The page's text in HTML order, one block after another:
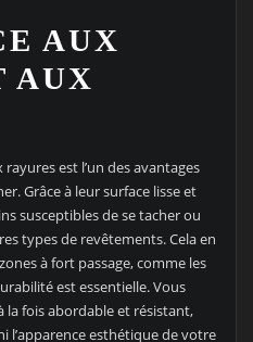
AUX
AUX
est l’un des avantages
Grâce à leur surface lisse et
susceptibles de se tacher ou
types de revêtements. Cela en
à fort passage, comme les
est essentielle. Vous
la fois abordable et résistant,
l’apparence esthétique de votre